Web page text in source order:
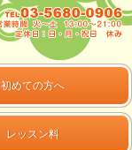
初めての方へ
レッスン料